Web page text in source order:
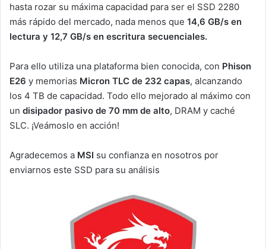
hasta rozar su máxima capacidad para ser el SSD 2280
más rápido del mercado, nada menos que 14,6 GB/s en
lectura y 12,7 GB/s en escritura secuenciales.
Para ello utiliza una plataforma bien conocida, con Phison
E26 y memorias Micron TLC de 232 capas, alcanzando
los 4 TB de capacidad. Todo ello mejorado al máximo con
un disipador pasivo de 70 mm de alto, DRAM y caché
SLC. ¡Veámoslo en acción!
Agradecemos a MSI su confianza en nosotros por
enviarnos este SSD para su análisis